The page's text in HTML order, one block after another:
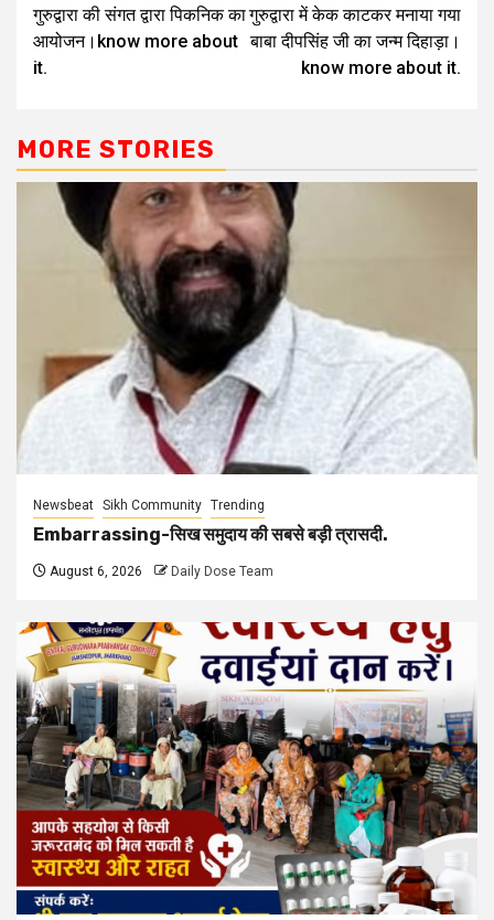
गुरुद्वारा की संगत द्वारा पिकनिक का
आयोजन।know more about
it.
गुरुद्वारा में केक काटकर मनाया गया
बाबा दीपसिंह जी का जन्म दिहाड़ा।
know more about it.
MORE STORIES
Newsbeat Sikh Community Trending
Embarrassing-सिख समुदाय की सबसे बड़ी त्रासदी.
August 6, 2026 Daily Dose Team